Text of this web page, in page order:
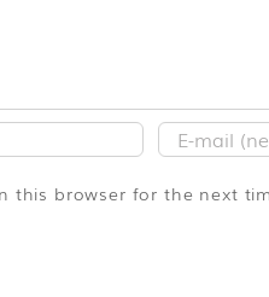
this browser for the next